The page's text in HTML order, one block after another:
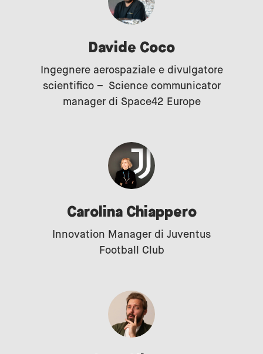
Davide Coco
Ingegnere aerospaziale e divulgatore
scientifico – Science communicator
manager di Space42 Europe
Carolina Chiappero
Innovation Manager di Juventus
Football Club